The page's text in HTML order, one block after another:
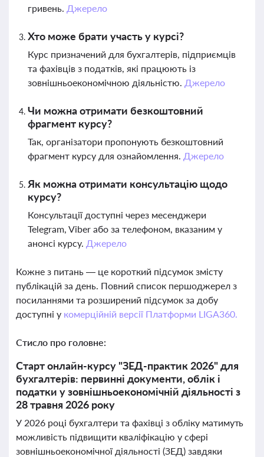
гривень. Джерело
Хто може брати участь у курсі?
Курс призначений для бухгалтерів, підприємців
та фахівців з податків, які працюють із
зовнішньоекономічною діяльністю. Джерело
Чи можна отримати безкоштовний
фрагмент курсу?
Так, організатори пропонують безкоштовний
фрагмент курсу для ознайомлення. Джерело
Як можна отримати консультацію щодо
курсу?
Консультації доступні через месенджери
Telegram, Viber або за телефоном, вказаним у
анонсі курсу. Джерело
Кожне з питань — це короткий підсумок змісту
публікацій за день. Повний список першоджерел з
посиланнями та розширений підсумок за добу
доступні у комерційній версії Платформи LIGA360.
Стисло про головне:
Старт онлайн-курсу "ЗЕД-практик 2026" для
бухгалтерів: первинні документи, облік і
податки у зовнішньоекономічній діяльності з
28 травня 2026 року
У 2026 році бухгалтери та фахівці з обліку матимуть
можливість підвищити кваліфікацію у сфері
зовнішньоекономічної діяльності (ЗЕД) завдяки